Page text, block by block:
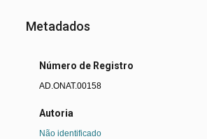
Metadados
Número de Registro
AD.ONAT.00158
Autoria
Não identificado